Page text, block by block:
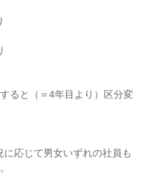
ると（＝4年目より）区分変
応じて男女いずれの社員も